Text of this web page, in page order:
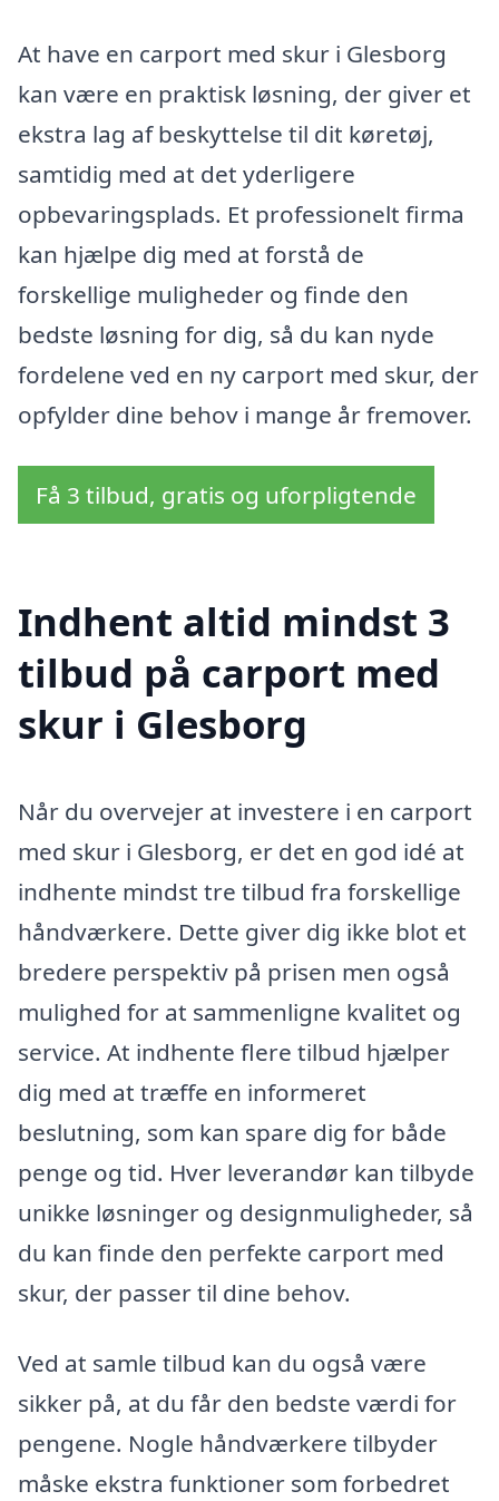
At have en carport med skur i Glesborg
kan være en praktisk løsning, der giver et
ekstra lag af beskyttelse til dit køretøj,
samtidig med at det yderligere
opbevaringsplads. Et professionelt firma
kan hjælpe dig med at forstå de
forskellige muligheder og finde den
bedste løsning for dig, så du kan nyde
fordelene ved en ny carport med skur, der
opfylder dine behov i mange år fremover.
Få 3 tilbud, gratis og uforpligtende
Indhent altid mindst 3
tilbud på carport med
skur i Glesborg
Når du overvejer at investere i en carport
med skur i Glesborg, er det en god idé at
indhente mindst tre tilbud fra forskellige
håndværkere. Dette giver dig ikke blot et
bredere perspektiv på prisen men også
mulighed for at sammenligne kvalitet og
service. At indhente flere tilbud hjælper
dig med at træffe en informeret
beslutning, som kan spare dig for både
penge og tid. Hver leverandør kan tilbyde
unikke løsninger og designmuligheder, så
du kan finde den perfekte carport med
skur, der passer til dine behov.
Ved at samle tilbud kan du også være
sikker på, at du får den bedste værdi for
pengene. Nogle håndværkere tilbyder
måske ekstra funktioner som forbedret